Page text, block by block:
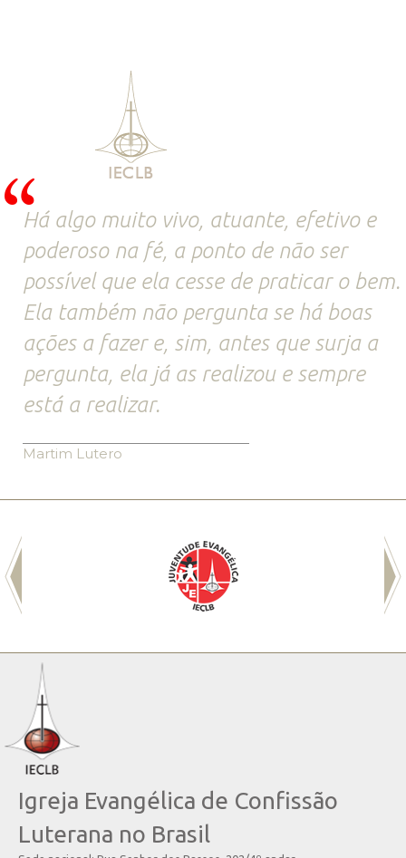
Há algo muito vivo, atuante, efetivo e
poderoso na fé, a ponto de não ser
possível que ela cesse de praticar o bem.
Ela também não pergunta se há boas
ações a fazer e, sim, antes que surja a
pergunta, ela já as realizou e sempre
está a realizar.
Martim Lutero
Igreja Evangélica de Confissão
Luterana no Brasil